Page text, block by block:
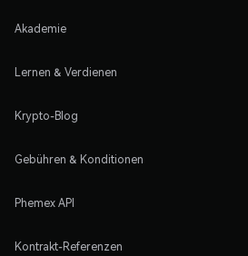
Akademie
Lernen & Verdienen
Krypto-Blog
Gebühren & Konditionen
Phemex API
Kontrakt-Referenzen